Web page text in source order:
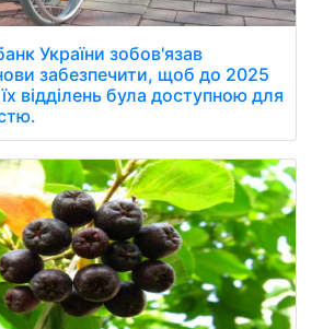
України зобов'язав
забезпечити, щоб до 2025
відділень була доступною для